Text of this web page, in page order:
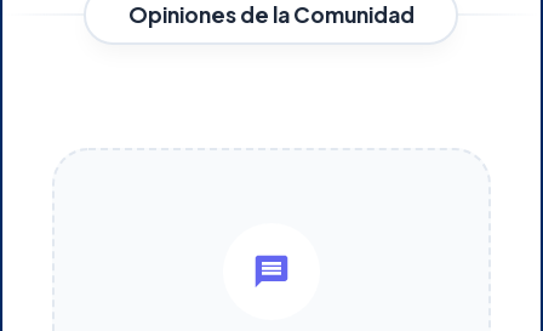
Opiniones de la Comunidad